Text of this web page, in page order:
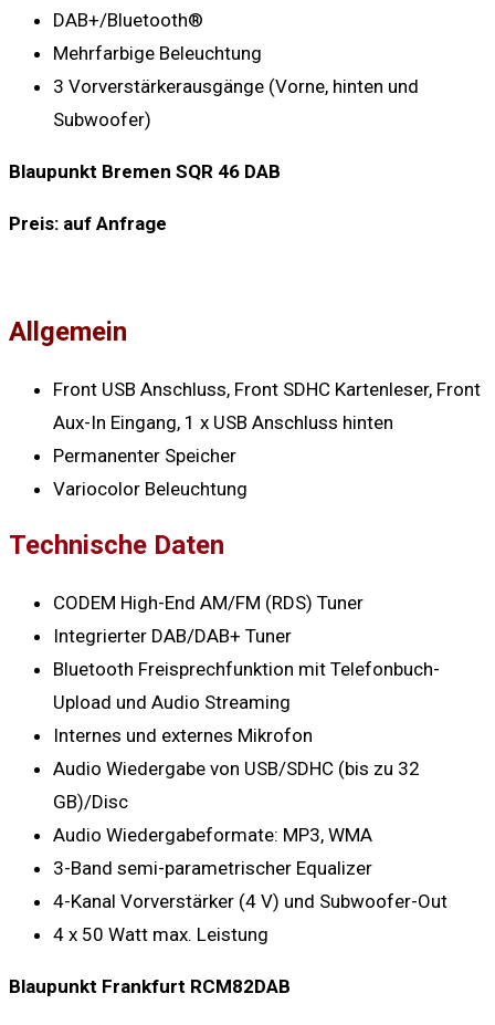
DAB+/Bluetooth®
Mehrfarbige Beleuchtung
3 Vorverstärkerausgänge (Vorne, hinten und
Subwoofer)
Blaupunkt Bremen SQR 46 DAB
Preis: auf Anfrage
Allgemein
Front USB Anschluss, Front SDHC Kartenleser, Front
Aux-In Eingang, 1 x USB Anschluss hinten
Permanenter Speicher
Variocolor Beleuchtung
Technische Daten
CODEM High-End AM/FM (RDS) Tuner
Integrierter DAB/DAB+ Tuner
Bluetooth Freisprechfunktion mit Telefonbuch-
Upload und Audio Streaming
Internes und externes Mikrofon
Audio Wiedergabe von USB/SDHC (bis zu 32
GB)/Disc
Audio Wiedergabeformate: MP3, WMA
3-Band semi-parametrischer Equalizer
4-Kanal Vorverstärker (4 V) und Subwoofer-Out
4 x 50 Watt max. Leistung
Blaupunkt Frankfurt RCM82DAB